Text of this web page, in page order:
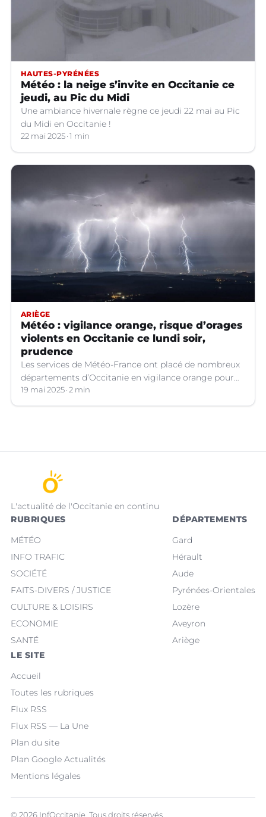
HAUTES-PYRÉNÉES
Météo : la neige s’invite en Occitanie ce
jeudi, au Pic du Midi
Une ambiance hivernale règne ce jeudi 22 mai au Pic
du Midi en Occitanie !
22 mai 2025 1 min
ARIÈGE
Météo : vigilance orange, risque d’orages
violents en Occitanie ce lundi soir,
prudence
Les services de Météo-France ont placé de nombreux
départements d’Occitanie en vigilance orange pour
les orages violents.
19 mai 2025 2 min
L'actualité de l'Occitanie en continu
RUBRIQUES
MÉTÉO
INFO TRAFIC
SOCIÉTÉ
FAITS-DIVERS / JUSTICE
CULTURE & LOISIRS
ECONOMIE
SANTÉ
DÉPARTEMENTS
Gard
Hérault
Aude
Pyrénées-Orientales
Lozère
Aveyron
Ariège
LE SITE
Accueil
Toutes les rubriques
Flux RSS
Flux RSS — La Une
Plan du site
Plan Google Actualités
Mentions légales
© 2026 InfOccitanie. Tous droits réservés.